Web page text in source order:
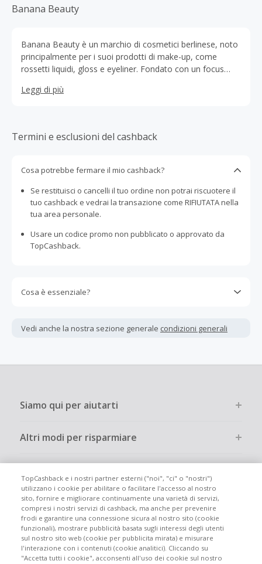
Banana Beauty
Banana Beauty è un marchio di cosmetici berlinese, noto
principalmente per i suoi prodotti di make-up, come
rossetti liquidi, gloss e eyeliner. Fondato con un focus
colori vivaci e formule a lunga durata. Banana Beauty
tendenze. Il marchio promuove anche un'immagine
inclusiva e giocosa, invitando i clienti a esprimere
Leggi di più
Termini e esclusioni del cashback
Cosa potrebbe fermare il mio cashback?
Se restituisci o cancelli il tuo ordine non potrai riscuotere il
tuo cashback e vedrai la transazione come RIFIUTATA nella
tua area personale.
Usare un codice promo non pubblicato o approvato da
TopCashback.
Cosa è essenziale?
interamente online.
dall'acquisto. Pertanto, se noti che il tuo cashback è
Vedi anche la nostra sezione generale condizioni generali
Siamo qui per aiutarti
Altri modi per risparmiare
Partecipa
Info legali
TopCashback e i nostri partner esterni ("noi", "ci" o "nostri")
utilizzano i cookie per abilitare o facilitare l'accesso al nostro
sito, fornire e migliorare continuamente una varietà di servizi,
compresi i nostri servizi di cashback, ma anche per prevenire
frodi e garantire una connessione sicura al nostro sito (cookie
funzionali), mostrare pubblicità basata sugli interessi degli utenti
sul nostro sito web (cookie per pubblicita mirata) e misurare
l'interazione con i contenuti (cookie analitici). Cliccando su
"Accetta tutti i cookie", acconsenti all'uso dei cookie sul nostro